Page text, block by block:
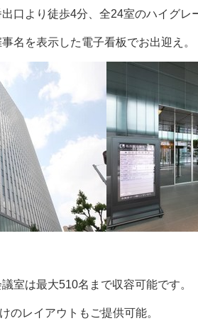
口より徒歩4分、全24室のハイグレ
名を表示した電子看板でお出迎え。
室は最大510名まで収容可能です。
のレイアウトもご提供可能。